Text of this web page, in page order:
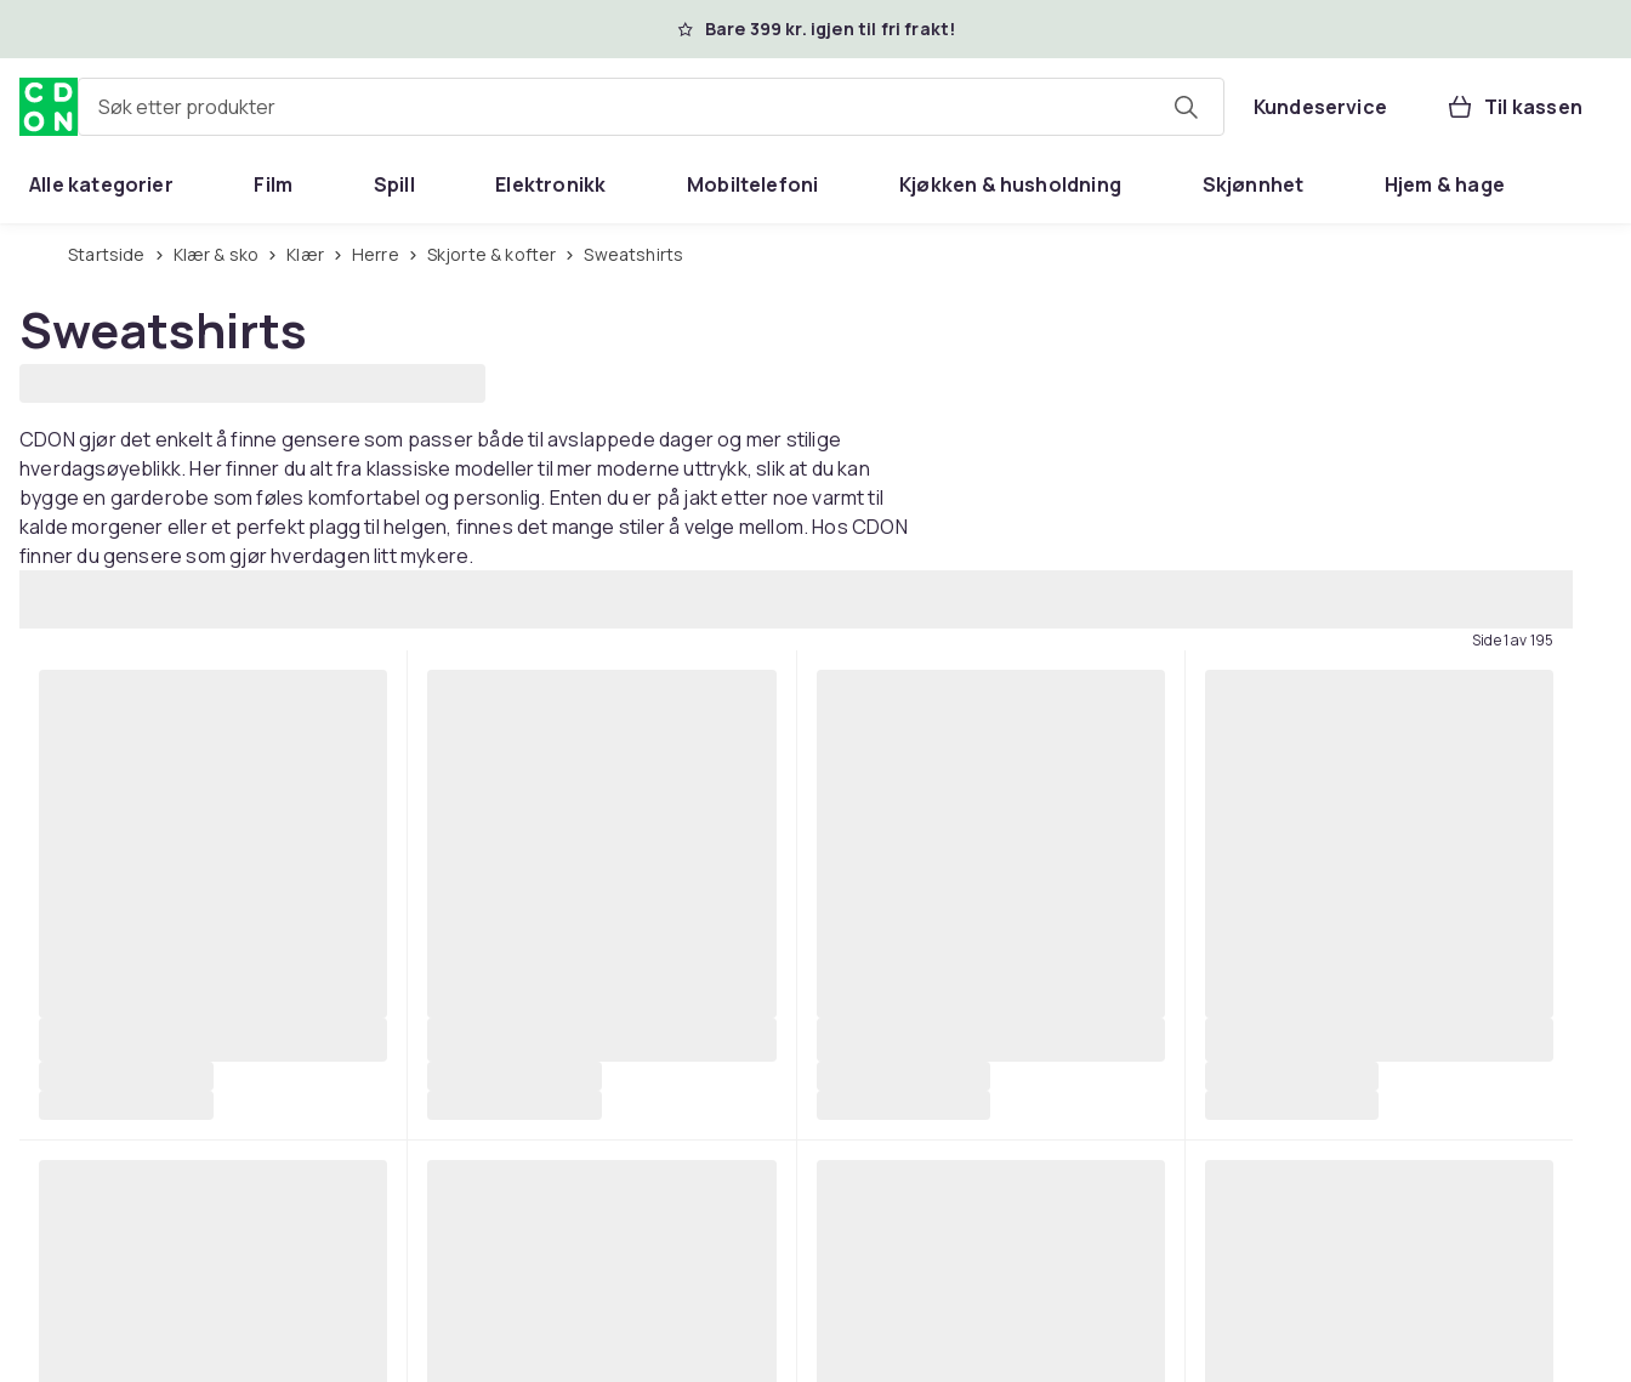
Bare 399 kr. igjen til fri frakt!
Søk etter produkter Kundeservice Til kassen
Alle kategorier Film Spill Elektronikk Mobiltelefoni Kjøkken & husholdning Skjønnhet Hjem & hage
Startside Klær & sko Klær Herre Skjorte & kofter Sweatshirts
Sweatshirts
CDON gjør det enkelt å finne gensere som passer både til avslappede dager og mer stilige
hverdagsøyeblikk. Her finner du alt fra klassiske modeller til mer moderne uttrykk, slik at du kan
bygge en garderobe som føles komfortabel og personlig. Enten du er på jakt etter noe varmt til
kalde morgener eller et perfekt plagg til helgen, finnes det mange stiler å velge mellom. Hos CDON
finner du gensere som gjør hverdagen litt mykere.
Side 1 av 195